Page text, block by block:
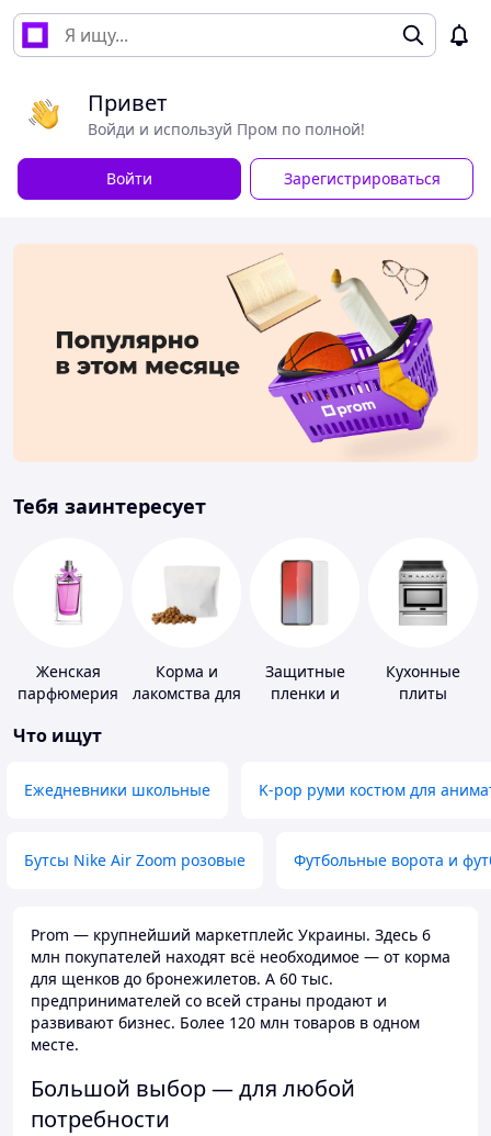
Привет
Войди и используй Пром по полной!
Войти Зарегистрироваться
Тебя заинтересует
Женская
парфюмерия
Корма и
лакомства для
Защитные
пленки и
Кухонные
плиты
Что ищут
Ежедневники школьные K-pop руми костюм для
Бутсы Nike Air Zoom розовые Футбольные ворота и
Prom — крупнейший маркетплейс Украины. Здесь 6
млн покупателей находят всё необходимое — от корма
для щенков до бронежилетов. А 60 тыс.
предпринимателей со всей страны продают и
развивают бизнес. Более 120 млн товаров в одном
месте.
Большой выбор — для любой
потребности